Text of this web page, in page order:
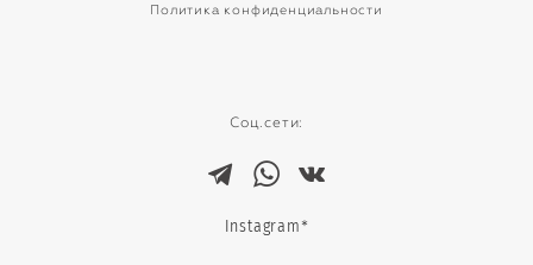
Политика конфиденциальности
Соц.сети:
Instagram *